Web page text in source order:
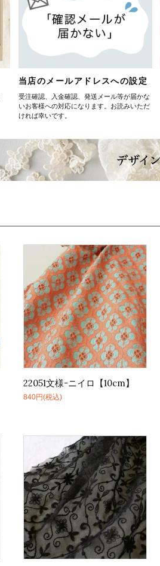
当店のメールアドレスへの設定
受注確認、入金確認、発送メール等が届かな
いお客様への対応になります。お読みいただ
ければ幸いです。
22051文様-ニイロ【10cm】
840円(税込)